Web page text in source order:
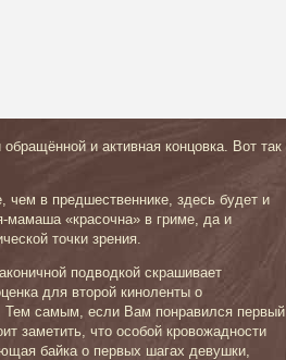
и активная концовка. Вот так
в предшественнике, здесь будет и
мамаша «красочна» в гриме, да и
точки зрения.
подводкой скрашивает
для второй киноленты о
Тем самым, если Вам понравился первый
заметить, что особой кровожадности
байка о первых шагах девушки,